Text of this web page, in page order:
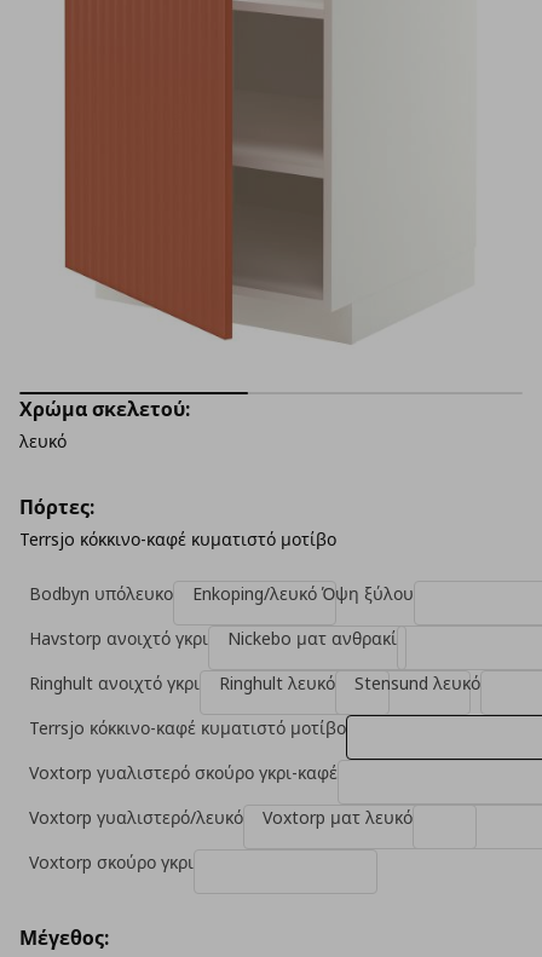
Χρώμα σκελετού:
λευκό
Πόρτες:
Terrsjo κόκκινο-καφέ κυματιστό μοτίβο
Bodbyn υπόλευκο
Enkoping/λευκό Όψη ξύλου
Havstorp ανοιχτό γκρι
Nickebo ματ ανθρακί
Ringhult ανοιχτό γκρι
Ringhult λευκό
Stensund λευκό
Terrsjo κόκκινο-καφέ κυματιστό μοτίβο
Voxtorp γυαλιστερό σκούρο γκρι-καφέ
Voxtorp γυαλιστερό/λευκό
Voxtorp ματ λευκό
Voxtorp σκούρο γκρι
Μέγεθος: